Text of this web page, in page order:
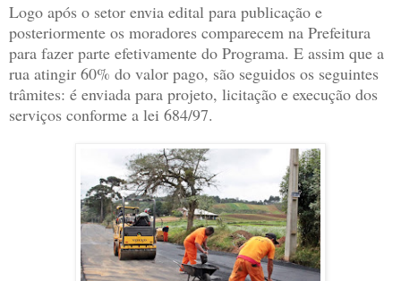
Logo após o setor envia edital para publicação e
posteriormente os moradores comparecem na Prefeitura
para fazer parte efetivamente do Programa. E assim que a
rua atingir 60% do valor pago, são seguidos os seguintes
trâmites: é enviada para projeto, licitação e execução dos
serviços conforme a lei 684/97.